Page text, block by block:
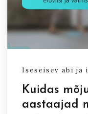
Iseseisev abi ja
Kuidas
aastaajad